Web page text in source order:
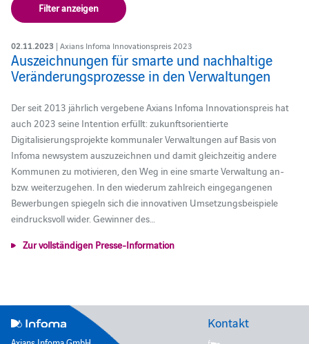
Filter anzeigen
02.11.2023 | Axians Infoma Innovationspreis 2023
Auszeichnungen für smarte und nachhaltige
Veränderungsprozesse in den Verwaltungen
Der seit 2013 jährlich vergebene Axians Infoma Innovationspreis hat
auch 2023 seine Intention erfüllt: zukunftsorientierte
Digitalisierungsprojekte kommunaler Verwaltungen auf Basis von
Infoma newsystem auszuzeichnen und damit gleichzeitig andere
Kommunen zu motivieren, den Weg in eine smarte Verwaltung an-
bzw. weiterzugehen. In den wiederum zahlreich eingegangenen
Bewerbungen spiegeln sich die innovativen Umsetzungsbeispiele
eindrucksvoll wider. Gewinner des…
Zur vollständigen Presse-Information
Kontakt